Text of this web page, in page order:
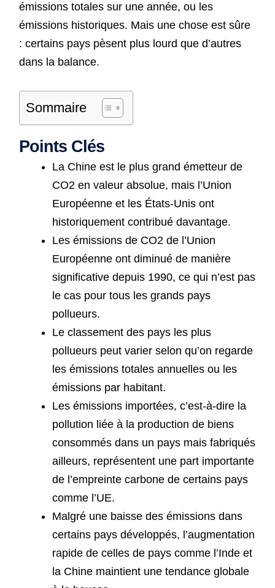
émissions totales sur une année, ou les
émissions historiques. Mais une chose est sûre
: certains pays pèsent plus lourd que d’autres
dans la balance.
Sommaire
Points Clés
La Chine est le plus grand émetteur de
CO2 en valeur absolue, mais l’Union
Européenne et les États-Unis ont
historiquement contribué davantage.
Les émissions de CO2 de l’Union
Européenne ont diminué de manière
significative depuis 1990, ce qui n’est pas
le cas pour tous les grands pays
pollueurs.
Le classement des pays les plus
pollueurs peut varier selon qu’on regarde
les émissions totales annuelles ou les
émissions par habitant.
Les émissions importées, c’est-à-dire la
pollution liée à la production de biens
consommés dans un pays mais fabriqués
ailleurs, représentent une part importante
de l’empreinte carbone de certains pays
comme l’UE.
Malgré une baisse des émissions dans
certains pays développés, l’augmentation
rapide de celles de pays comme l’Inde et
la Chine maintient une tendance globale